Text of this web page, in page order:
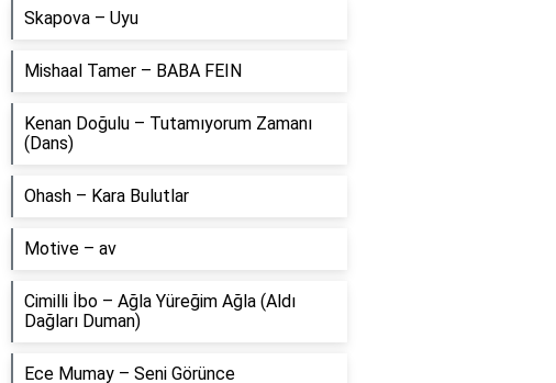
Skapova – Uyu
Mishaal Tamer – BABA FEIN
Kenan Doğulu – Tutamıyorum Zamanı
(Dans)
Ohash – Kara Bulutlar
Motive – av
Cimilli İbo – Ağla Yüreğim Ağla (Aldı
Dağları Duman)
Ece Mumay – Seni Görünce